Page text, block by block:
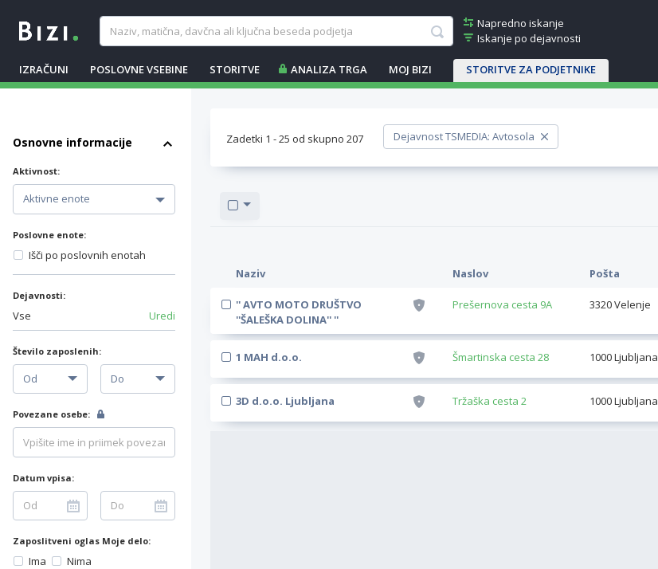
Napredno iskanje
Iskanje po dejavnosti
IZRAČUNI POSLOVNE VSEBINE STORITVE ANALIZA TRGA MOJ BIZI STORITVE ZA PODJETNIKE
Osnovne informacije
Aktivnost:
Poslovne enote:
Išči po poslovnih enotah
Dejavnosti:
Vse Uredi
Število zaposlenih:
Povezane osebe:
Datum vpisa:
Zaposlitveni oglas Moje delo:
Ima Nima
Zadetki 1 -25 od skupno 207 Dejavnost TSMEDIA: Avtosola
Naziv Naslov Pošta
'' AVTO MOTO DRUŠTVO
''ŠALEŠKA DOLINA'' ''
Prešernova cesta 9A 3320 Velenje
1 MAH d.o.o. Šmartinska cesta 28 1000 Ljubljana
3D d.o.o. Ljubljana Tržaška cesta 2 1000 Ljubljana